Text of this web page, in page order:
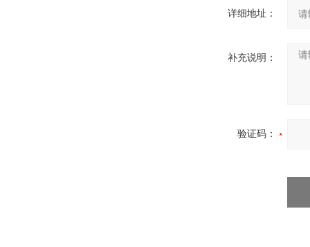
详细地址：
补充说明：
验证码：